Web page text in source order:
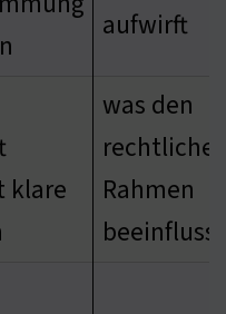
aufwirft
klare
was den
Rahmen
beeinflusst